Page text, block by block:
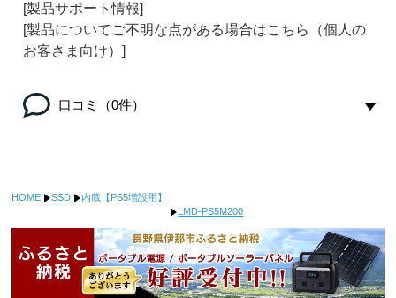
[製品サポート情報]
[製品についてご不明な点がある場合はこちら（個人の
お客さま向け）]
口コミ（0件）
HOME SSD
内蔵【PS5増設用】
LMD-PS5M200